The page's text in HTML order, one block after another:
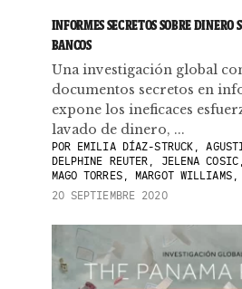
INFORMES SECRETOS SOBRE DINERO
BANCOS
Una investigación global
documentos secretos en
expone los ineficaces
lavado de dinero, ...
POREMILIA DÍAZ-STRUCK,
DELPHINE REUTER, JELENA
MAGO TORRES, MARGOT
20 SEPTIEMBRE 2020